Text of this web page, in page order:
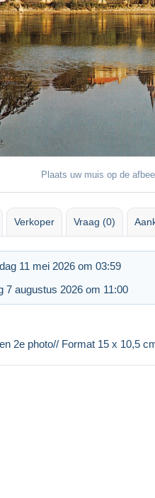
Plaats uw muis op de
Verkoper Vraag (0)
11 mei 2026 om 03:59
7 augustus 2026 om 11:00
2e photo// Format 15 x 10,5